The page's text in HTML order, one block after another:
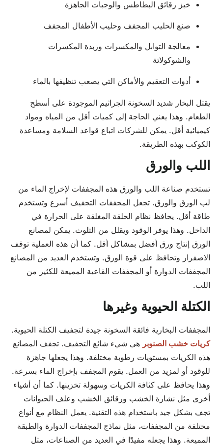
خبز رقائق البطاطس والوجبات الجاهزة
صنع الحليب المجفف وحليب الأطفال المجفف
معالجة التوابل والمكسرات وزبدة المكسرات
والشوكولاتة
أدوات التعقيم والأماكن التي يصعب تنظيفها بالماء
يقتل البخار شديد السخونة الجراثيم الموجودة على أسطح
الطعام. وهذا يعني الحاجة إلى كميات أقل من المياه ومواد
كيميائية أقل. يمكن للشركات اتباع قواعد السلامة ومساعدة
الكوكب بهذه الطريقة.
اللب والورق
تستخدم صناعة اللب والورق هذه المجففات لإخراج الماء من
لب الورق والورق. تجعل المجففات التجفيف أسرع وتستخدم
طاقة أقل. يحافظ نظام الحلقة المغلقة على الحرارة في
الداخل. وهذا يوفر الوقود ويقلل من التلوث. يمكن لمصانع
الورق إنتاج ورق أفضل بمشاكل أقل. كما أن هذه العملية توقف
الاصفرار وتحافظ على قوة الورق. وتستخدم العديد من المصانع
المجففات الدوارة أو المجففات القاعية المميعة للكثير من
اللب.
الكتلة الحيوية وغيرها
المجففات البخارية فائقة السخونة جيدة لتجفيف الكتلة الحيوية.
كريات خشب الصنوبر هي شيء شائع التجفيف. تجفف المصانع
هذه الكريات بمستويات رطوبة مختلفة. وهذا يجعلها جاهزة
للوقود أو لمزيد من العمل. يقوم المجفف بإخراج الماء بسرعة.
وهذا يحافظ على كثافة الكريات وسهولة تخزينها. كما أن أشياء
أخرى مثل نشارة الخشب ورقائق الخشب وعلف الحيوانات
تجف بشكل جيد باستخدام هذه التقنية. يعمل النظام مع أنواع
مختلفة من المجففات، مثل نماذج المجففات الدوارة والطبقة
المميعة. وهذا يجعله مفيدًا في العديد من الصناعات، مثل